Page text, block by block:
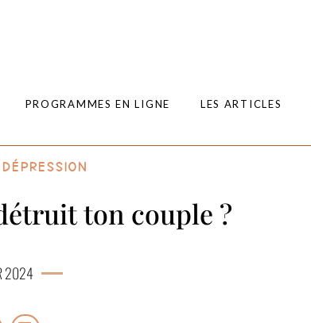
PROGRAMMES EN LIGNE LES ARTICLES
ton couple ?
2024